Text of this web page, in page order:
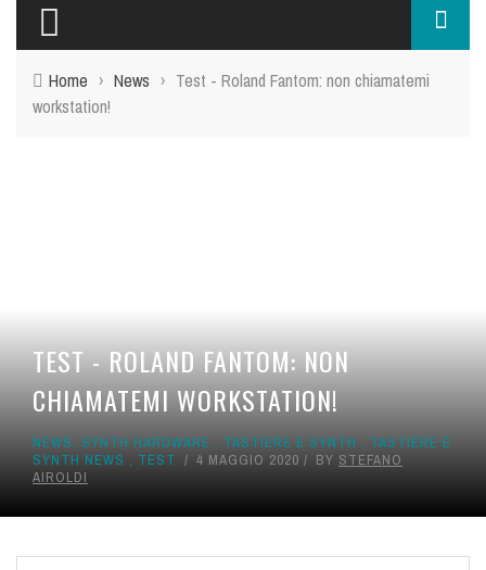
Home › News › Test - Roland Fantom: non chiamatemi
workstation!
TEST - ROLAND FANTOM: NON
CHIAMATEMI WORKSTATION!
NEWS, SYNTH HARDWARE , TASTIERE E SYNTH , TASTIERE E
SYNTH NEWS , TEST 4 MAGGIO 2020 BY STEFANO
AIROLDI